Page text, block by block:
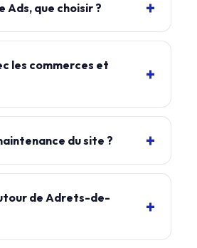
Ads, que choisir ?
les commerces et
du site ?
de Adrets-de-